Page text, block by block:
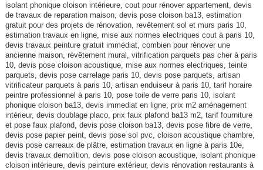
isolant phonique cloison intérieure, cout pour rénover appartement, devis
de travaux de reparation maison, devis pose cloison ba13, estimation
gratuit pour des projets de rénovation, revêtement sol et murs paris 10,
estimation travaux en ligne, mise aux normes electriques cout à paris 10,
devis travaux peinture gratuit immédiat, combien pour rénover une
ancienne maison, révêtement mural, vitrification parquets pas cher à paris
10, devis pose cloison acoustique, mise aux normes electriques, teinte
parquets, devis pose carrelage paris 10, devis pose parquets, artisan
vitrificateur parquets à paris 10, artisan enduiseur à paris 10, tarif horaire
peintre professionnel à paris 10, pose toile de verre paris 10, isolant
phonique cloison ba13, devis immediat en ligne, prix m2 aménagement
intérieur, devis doublage placo, prix faux plafond ba13 m2, tarif fourniture
et pose faux plafond, devis pose cloison ba13, devis pose fibre de verre,
devis pose papier peint, devis pose sol pvc, cloison acoustique chambre,
devis pose carreaux de plâtre, estimation travaux en ligne à paris 10e,
devis travaux demolition, devis pose cloison acoustique, isolant phonique
cloison intérieure, devis peinture extérieur, devis rénovation restaurants à